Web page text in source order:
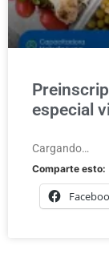
especial
Cargando…
Comparte esto: